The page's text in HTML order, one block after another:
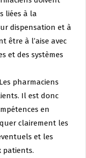
liées à la
dispensation et à
être à l’aise avec
et des systèmes
pharmaciens
Il est donc
en
clairement les
et les
patients.